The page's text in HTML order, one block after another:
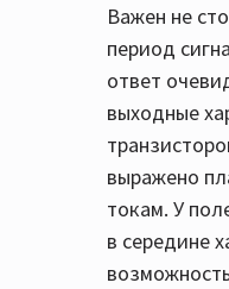
Важен не
период
ответ
выходные
выражено
токам. У
в середине